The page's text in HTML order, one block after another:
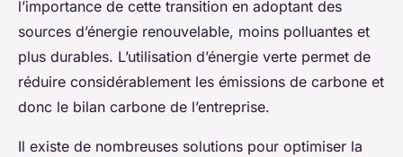
l’importance de cette transition en adoptant des
sources d’énergie renouvelable, moins polluantes et
plus durables. L’utilisation d’énergie verte permet de
réduire considérablement les émissions de carbone et
donc le bilan carbone de l’entreprise.
Il existe de nombreuses solutions pour optimiser la